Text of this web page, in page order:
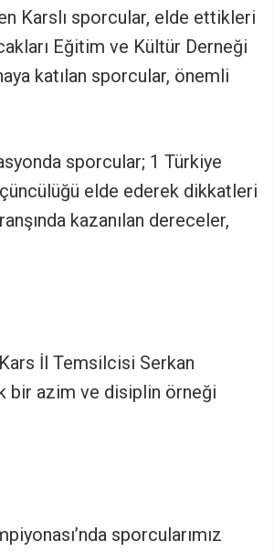
Karslı sporcular, elde ettikleri
Eğitim ve Kültür Derneği
katılan sporcular, önemli
sporcular; 1 Türkiye
elde ederek dikkatleri
kazanılan dereceler,
İl Temsilcisi Serkan
bir azim ve disiplin örneği
sporcularımız